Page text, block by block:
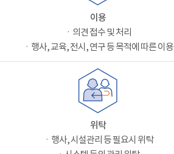
이용
ㆍ의견 접수 및 처리
ㆍ행사, 교육, 전시, 연구 등 목적에 따른 이용
위탁
ㆍ행사, 시설관리 등 필요시 위탁